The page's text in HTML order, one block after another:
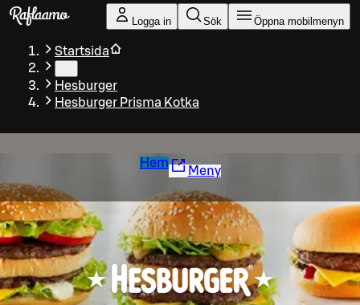
Gå till huvudinnehållet
Logga in Sök Öppna mobilmenyn
Startsida
Hesburger
Hesburger Prisma Kotka
Hem
Meny